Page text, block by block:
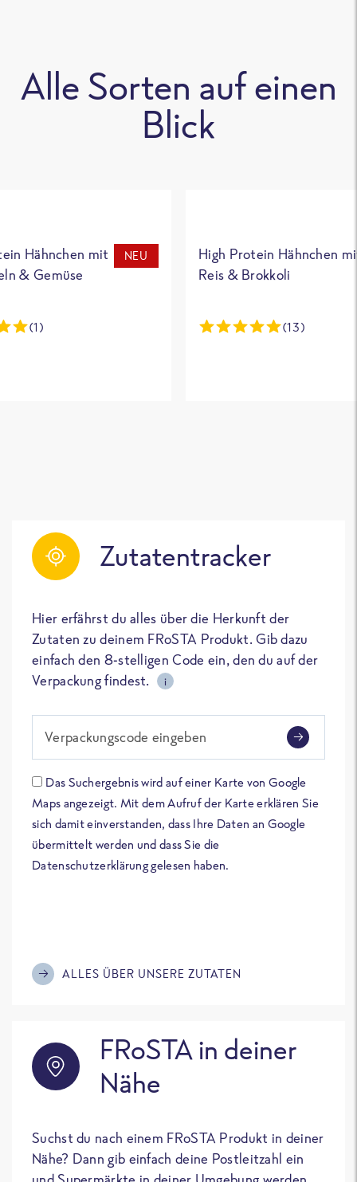
Alle Sorten auf einen
Blick
Hähnchen mit
& Gemüse
NEU
(1)
High Protein Hähnchen
Reis & Brokkoli
(13)
Zutatentracker
Hier erfährst du alles über die Herkunft der
Zutaten zu deinem FRoSTA Produkt. Gib dazu
einfach den 8-stelligen Code ein, den du auf der
Verpackung findest.
i
Verpackungscode eingeben
Das Suchergebnis wird auf einer Karte von Google
Maps angezeigt. Mit dem Aufruf der Karte erklären Sie
sich damit einverstanden, dass Ihre Daten an Google
übermittelt werden und dass Sie die
Datenschutzerklärung gelesen haben.
ALLES ÜBER UNSERE ZUTATEN
FRoSTA in deiner
Nähe
Suchst du nach einem FRoSTA Produkt in deiner
Nähe? Dann gib einfach deine Postleitzahl ein